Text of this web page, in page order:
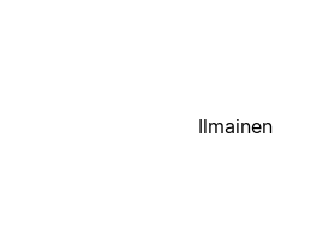
Ilmainen